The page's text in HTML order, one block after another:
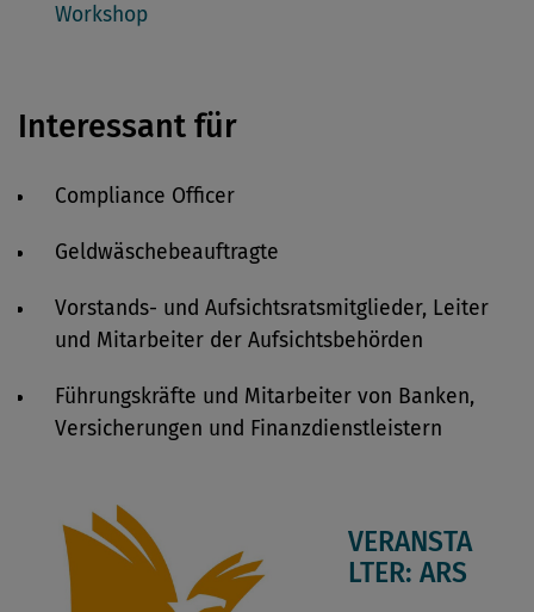
Workshop
Interessant für
Compliance Officer
Geldwäschebeauftragte
Vorstands- und Aufsichtsratsmitglieder, Leiter
und Mitarbeiter der Aufsichtsbehörden
Führungskräfte und Mitarbeiter von Banken,
Versicherungen und Finanzdienstleistern
VERANSTA
LTER: ARS